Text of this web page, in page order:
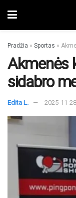
Pradžia » Sportas »
Akmenės
sidabro
Edita L. 2025-11-28